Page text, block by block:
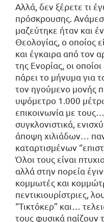
Αλλά, δεν ξέρετε τι
πρόσκρουσης.
μαζεύτηκε ήταν και
Θεολογίας, ο οποίος
και έγκαιρα από τον
της Ενορίας, οι
πάρει το μήνυμα για
τον ηγούμενο μονής
υψόμετρο 1.000
επικοινωνία με
συγκλονιστικά,
άποψη χιλιάδων…
καταρτισμένων
Όλοι τους είναι
αλλά στην πορεία
κομμωτές και
πεντικιουρίστριες,
“Τικτόκερ” και…
τους φυσικά παίζουν